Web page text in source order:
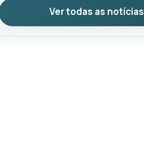
Ver todas as notícias